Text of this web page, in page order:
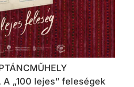
A „100 lejes” feleségek